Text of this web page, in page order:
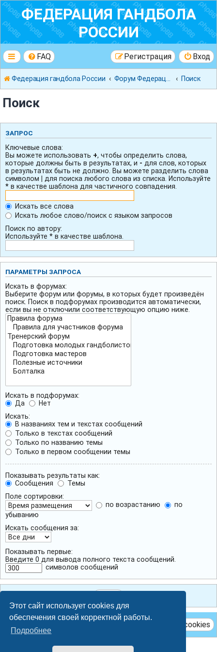
Этот сайт использует cookies для
обеспечения своей корректной работы.
Подробнее
ФЕДЕРАЦИЯ ГАНДБОЛА
РОССИИ
FAQ Вход
Регистрация
Федерация гандбола России Поиск
Поиск
ЗАПРОС
Ключевые слова:
Вы можете использовать +, чтобы определить слова,
которые должны быть в результатах, и - для слов, которых
в результатах быть не должно. Вы можете разделить слова
символом
для поиска любого слова из списка. Используйте
* в качестве шаблона для частичного совпадения.
Искать все слова
Искать любое слово/поиск с языком запросов
Поиск по автору:
Используйте * в качестве шаблона.
ПАРАМЕТРЫ ЗАПРОСА
Искать в форумах:
Выберите форум или форумы, в которых будет произведён
поиск. Поиск в подфорумах производится автоматически,
если вы не отключили соответствующую опцию ниже.
Искать в подфорумах:
Да
Нет
Искать:
В названиях тем и текстах сообщений
Только в текстах сообщений
Только по названию темы
Только в первом сообщении темы
Показывать результаты как:
Сообщения
Темы
Поле сортировки:
по возрастанию
по
убыванию
Искать сообщения за:
Показывать первые:
Введите 0 для вывода полного текста сообщений.
символов сообщений
Удалить cookies
Breeze style byIan Bradley